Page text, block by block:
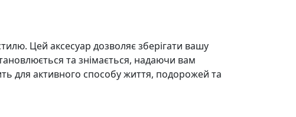
Цей аксесуар дозволяє зберігати вашу
та знімається, надаючи вам
для активного способу життя, подорожей та